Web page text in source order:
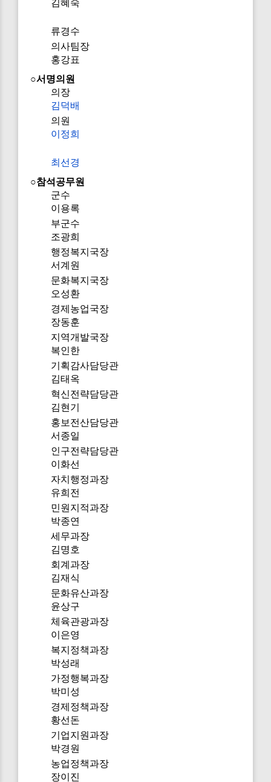
김혜숙
류경수
의사팀장
홍강표
○서명의원
의장
김덕배
의원
이정희
최선경
○참석공무원
군수
이용록
부군수
조광희
행정복지국장
서계원
문화복지국장
오성환
경제농업국장
장동훈
지역개발국장
복인한
기획감사담당관
김태옥
혁신전략담당관
김현기
홍보전산담당관
서종일
인구전략담당관
이화선
자치행정과장
유희전
민원지적과장
박종연
세무과장
김명호
회계과장
김재식
문화유산과장
윤상구
체육관광과장
이은영
복지정책과장
박성래
가정행복과장
박미성
경제정책과장
황선돈
기업지원과장
박경원
농업정책과장
장이진